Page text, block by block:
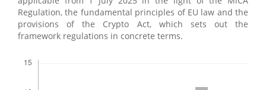
Regulation, the fundamental principles of EU law and the
provisions of the Crypto Act, which sets out the
framework regulations in concrete terms.